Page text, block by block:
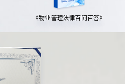
《物业管理法律百问百答》